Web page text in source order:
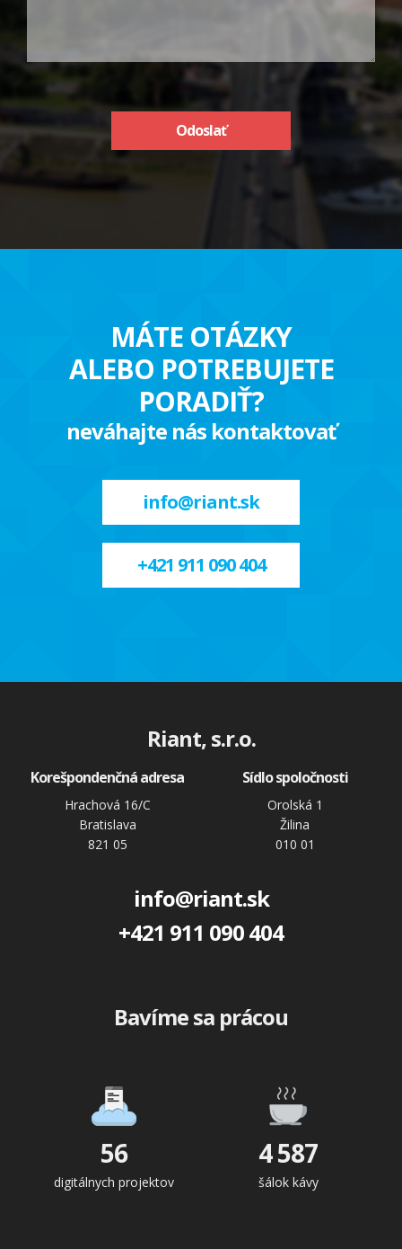
Odoslať
MÁTE OTÁZKY
ALEBO POTREBUJETE
PORADIŤ?
neváhajte nás kontaktovať
info@riant.sk
+421 911 090 404
Riant, s.r.o.
Korešpondenčná adresa
Hrachová 16/C
Bratislava
821 05
Sídlo spoločnosti
Orolská 1
Žilina
010 01
info@riant.sk
+421 911 090 404
Bavíme sa prácou
56
digitálnych projektov
4 587
šálok kávy